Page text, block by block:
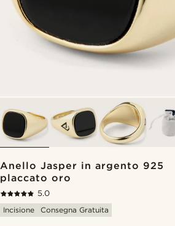
Anello Jasper in argento 925
placcato oro
5.0
Incisione
Consegna Gratuita